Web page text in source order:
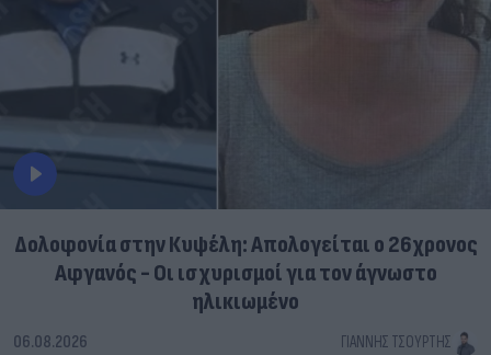
Δολοφονία στην Κυψέλη: Απολογείται ο 26χρονος
Αφγανός - Οι ισχυρισμοί για τον άγνωστο
ηλικιωμένο
06.08.2026 ΓΙΆΝΝΗΣ ΤΣΟΎΡΤΗΣ